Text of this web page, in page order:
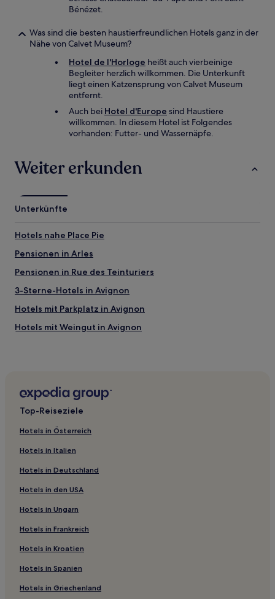
Bénézet.
Was sind die besten haustierfreundlichen Hotels ganz in der
Nähe von Calvet Museum?
Hotel de l'Horloge heißt auch vierbeinige
Begleiter herzlich willkommen. Die Unterkunft
liegt einen Katzensprung von Calvet Museum
entfernt.
Auch bei Hotel d'Europe sind Haustiere
willkommen. In diesem Hotel ist Folgendes
vorhanden: Futter- und Wassernäpfe.
Weiter erkunden
Unterkünfte
Hotels nahe Place Pie
Pensionen in Arles
Pensionen in Rue des Teinturiers
3-Sterne-Hotels in Avignon
Hotels mit Parkplatz in Avignon
Hotels mit Weingut in Avignon
Châteaurenard Hotels
Luxus in Arles
Sorgues Hotels
Hotels mit Parkplatz in Cavaillon
Hotels mit Weingut in Orange
Hotels nahe Samstagsmarkt
B&Bs in Avignon
Luxus in Avignon
Hotels nahe Bauernmarkt von Châteaurenard
Stadtzentrum von Avignon: Hotels
Hotels mit Parkplatz in Gordes
Top-Reiseziele
Hotels in Österreich
Hotels in Italien
Hotels in Deutschland
Hotels in den USA
Hotels in Ungarn
Hotels in Frankreich
Hotels in Kroatien
Hotels in Spanien
Hotels in Griechenland